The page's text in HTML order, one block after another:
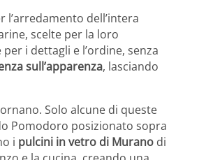
dell’intera
scelte per la loro
i dettagli e l’ordine, senza
sull’apparenza, lasciando
Solo alcune di queste
Pomodoro posizionato sopra
i pulcini in vetro di Murano di